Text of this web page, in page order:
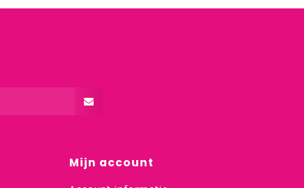
Mijn account